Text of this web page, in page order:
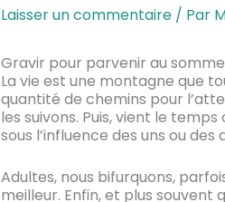
Laisser un commentaire / Par
Gravir pour parvenir au
La vie est une montagne que
quantité de chemins pour
les suivons. Puis, vient le
sous l’influence des uns ou des
Adultes, nous bifurquons,
meilleur. Enfin, et plus souvent